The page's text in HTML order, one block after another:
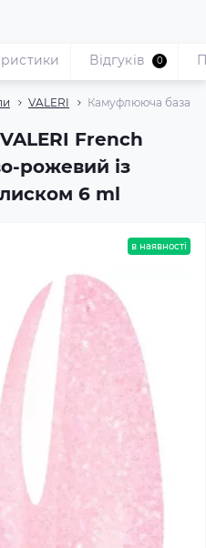
VALERI Камуфлююча база
French
рожевий із
6 ml
Відгуків 0
в наявності